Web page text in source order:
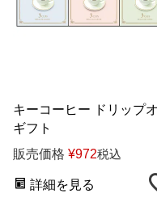
キーコーヒー ドリップ
ギフト
販売価格 ¥972税込
詳細を見る